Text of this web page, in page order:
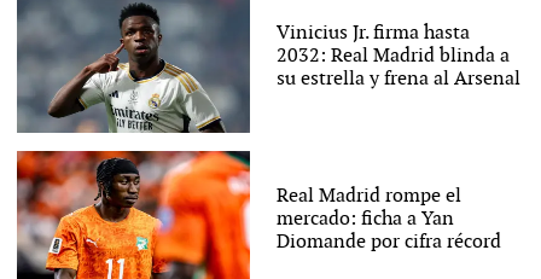
Vinicius Jr. firma hasta
2032: Real Madrid blinda a
su estrella y frena al Arsenal
Real Madrid rompe el
mercado: ficha a Yan
Diomande por cifra récord